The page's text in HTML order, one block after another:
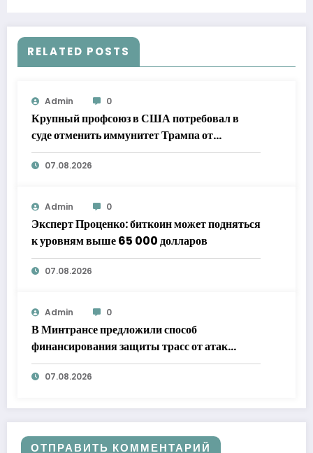
RELATED POSTS
Admin 0
Крупный профсоюз в США потребовал в
суде отменить иммунитет Трампа от
налоговых проверок
07.08.2026
Admin 0
Эксперт Проценко: биткоин может подняться
к уровням выше 65 000 долларов
07.08.2026
Admin 0
В Минтрансе предложили способ
финансирования защиты трасс от атак
БПЛА
07.08.2026
ОТПРАВИТЬ КОММЕНТАРИЙ